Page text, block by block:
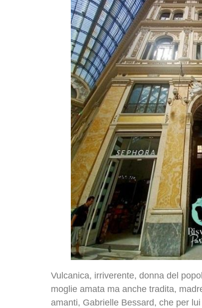
Vulcanica, irriverente, donna del
moglie amata ma anche tradita,
amanti, Gabrielle Bessard, che per